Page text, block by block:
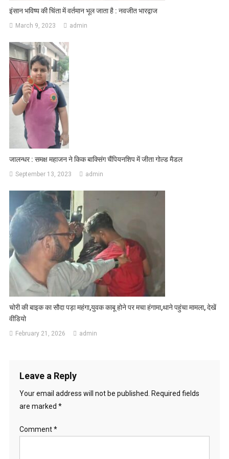
इंसान भविष्य की चिंता में वर्तमान भूल जाता है : नवजीत भारद्वाज
March 9, 2023 admin
जालन्धर : समक्ष महाजन ने किक बाक्सिंग चैंपियनशिप में जीता गोल्ड मैडल
September 13, 2023 admin
चोरी की बाइक का सौदा पड़ा महंगा,युवक काबू होने पर मचा हंगामा,थाने पहुंचा मामला, देखें
वीडियो
February 21, 2026 admin
Leave a Reply
Your email address will not be published.
Required fields
are marked *
Comment*